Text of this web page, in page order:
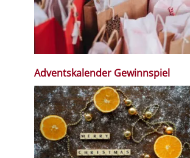
Adventskalender Gewinnspiel